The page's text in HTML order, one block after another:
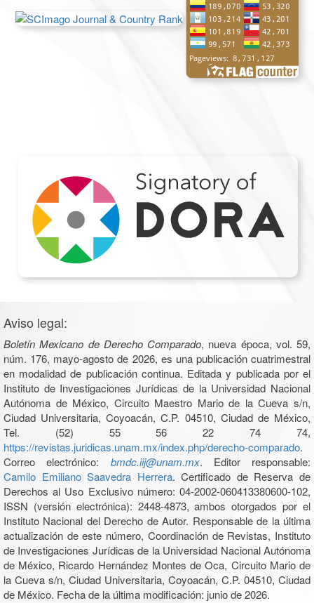
Aviso legal:
Boletín Mexicano de Derecho Comparado, nueva época, vol. 59,
núm. 176, mayo-agosto de 2026, es una publicación cuatrimestral
en modalidad de publicación continua. Editada y publicada por el
Instituto de Investigaciones Jurídicas de la Universidad Nacional
Autónoma de México, Circuito Maestro Mario de la Cueva s/n,
Ciudad Universitaria, Coyoacán, C.P. 04510, Ciudad de México,
Tel. (52) 55 56 22 74 74,
https://revistas.juridicas.unam.mx/index.php/derecho-comparado.
Correo electrónico: bmdc.iij@unam.mx. Editor responsable:
Camilo Emiliano Saavedra Herrera. Certificado de Reserva de
Derechos al Uso Exclusivo número: 04-2002-060413380600-102,
ISSN (versión electrónica): 2448-4873, ambos otorgados por el
Instituto Nacional del Derecho de Autor. Responsable de la última
actualización de este número, Coordinación de Revistas, Instituto
de Investigaciones Jurídicas de la Universidad Nacional Autónoma
de México, Ricardo Hernández Montes de Oca, Circuito Mario de
la Cueva s/n, Ciudad Universitaria, Coyoacán, C.P. 04510, Ciudad
de México. Fecha de la última modificación: junio de 2026.